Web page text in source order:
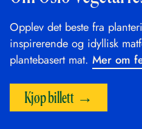
Opplev det beste fra
inspirerende og idyllisk
plantebasert mat. Mer om
Kjøp billett